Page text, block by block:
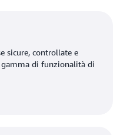
sicure, controllate e
di funzionalità di